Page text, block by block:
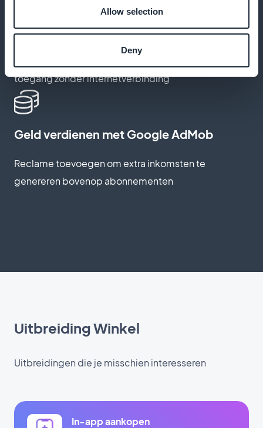
Allow selection
Deny
Maak je cursussen offline beschikbaar
toegang zonder internetverbinding
Geld verdienen met Google AdMob
Reclame toevoegen om extra inkomsten te
genereren bovenop abonnementen
Uitbreiding Winkel
Uitbreidingen die je misschien interesseren
In-app aankopen